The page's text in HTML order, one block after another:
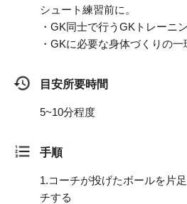
シュート練習前に。
・GK同士で行うGKトレーニ
・GKに必要な身体づくりの一
目安所要時間
5~10分程度
手順
1.コーチが投げたボールを片
チする